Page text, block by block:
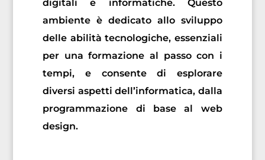
digitali e informatiche. Questo
ambiente è dedicato allo sviluppo
delle abilità tecnologiche, essenziali
per una formazione al passo con i
tempi, e consente di esplorare
diversi aspetti dell’informatica, dalla
programmazione di base al web
design.